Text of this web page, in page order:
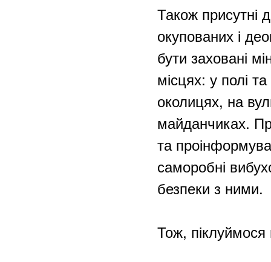
Також присутні
окупованих і
бути заховані
місцях: у полі
околицях, на
майданчиках.
та
саморобні
безпеки з ними.
Тож, піклуймося